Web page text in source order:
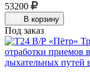
53200
В корзину
Под заказ